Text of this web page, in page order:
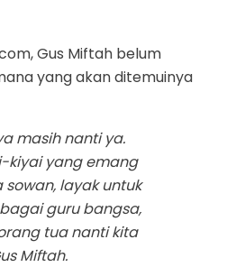
Gus Miftah belum
yang akan ditemuinya
masih nanti ya.
kiyai yang emang
layak untuk
guru bangsa,
tua nanti kita
Miftah.